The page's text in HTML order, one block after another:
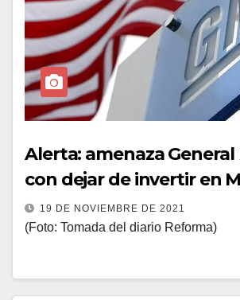
Alerta: amenaza
con dejar de invertir en
19 DE NOVIEMBRE DE 2021
(Foto: Tomada del diario Reforma)